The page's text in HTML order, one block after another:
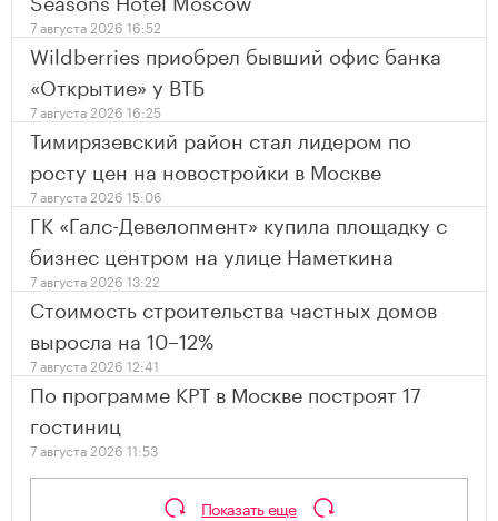
7 августа 2026 16:52
Wildberries приобрел бывший офис банка
«Открытие» у ВТБ
7 августа 2026 16:25
Тимирязевский район стал лидером по
росту цен на новостройки в Москве
7 августа 2026 15:06
ГК «Галс-Девелопмент» купила площадку с
бизнес центром на улице Наметкина
7 августа 2026 13:22
Стоимость строительства частных домов
выросла на 10–12%
7 августа 2026 12:41
По программе КРТ в Москве построят 17
гостиниц
7 августа 2026 11:53
Показать еще